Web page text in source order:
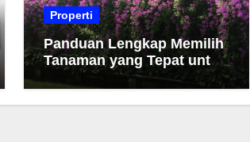
Properti
Panduan Lengkap Memilih
Tanaman yang Tepat untuk
Taman Anda